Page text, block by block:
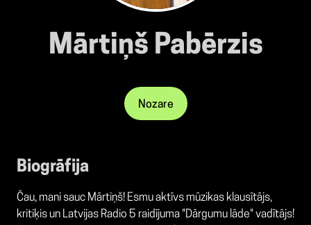
Mārtiņš Pabērzis
Nozare
Biogrāfija
Čau, mani sauc Mārtiņš! Esmu aktīvs mūzikas klausītājs,
kritiķis un Latvijas Radio 5 raidījuma "Dārgumu lāde" vadītājs!